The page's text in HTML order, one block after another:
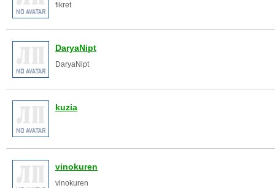
fikret
DaryaNipt
DaryaNipt
kuzia
vinokuren
vinokuren